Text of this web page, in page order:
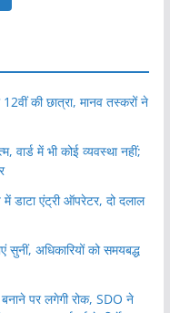
की छात्रा, मानव तस्करों ने
में भी कोई व्यवस्था नहीं;
डाटा एंट्री ऑपरेटर, दो दलाल
अधिकारियों को समयबद्ध
बनाने पर लगेगी रोक, SDO ने